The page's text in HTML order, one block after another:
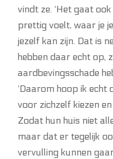
vindt ze. ‘Het gaat
prettig voelt, waar je
jezelf kan zijn. Dat is
hebben daar echt op,
aardbevingsschade
‘Daarom hoop ik echt
voor zichzelf kiezen
Zodat hun huis niet
maar dat er tegelijk
vervulling kunnen